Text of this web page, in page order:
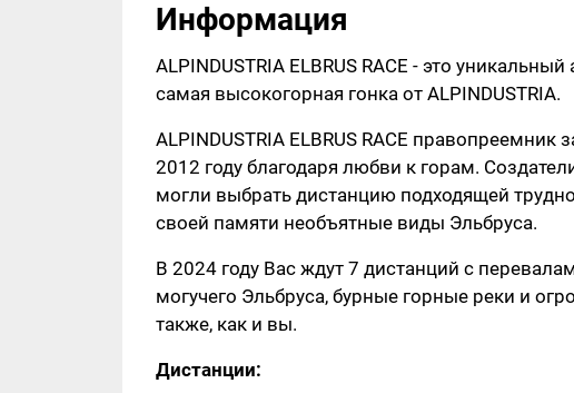
Информация
ALPINDUSTRIA ELBRUS RACE - это
самая высокогорная гонка от ALPINDUSTRIA.
ALPINDUSTRIA ELBRUS RACE правопреемник
2012 году благодаря любви к горам.
могли выбрать дистанцию подходящей
своей памяти необъятные виды Эльбруса.
В 2024 году Вас ждут 7 дистанций с
могучего Эльбруса, бурные горные реки и
также, как и вы.
Дистанции: